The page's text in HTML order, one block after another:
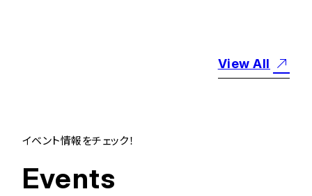
View All
イベント情報をチェック！
Events